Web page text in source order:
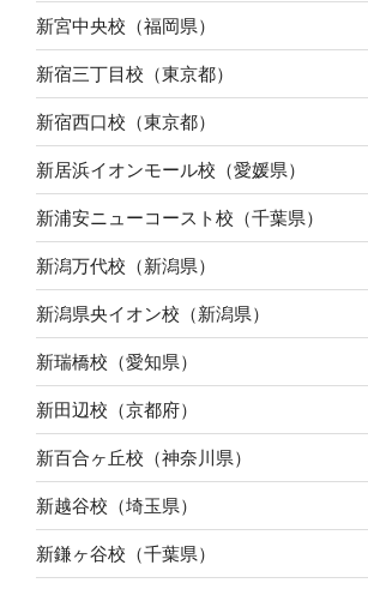
新宮中央校（福岡県）
新宿三丁目校（東京都）
新宿西口校（東京都）
新居浜イオンモール校（愛媛県）
新浦安ニューコースト校（千葉県）
新潟万代校（新潟県）
新潟県央イオン校（新潟県）
新瑞橋校（愛知県）
新田辺校（京都府）
新百合ヶ丘校（神奈川県）
新越谷校（埼玉県）
新鎌ヶ谷校（千葉県）